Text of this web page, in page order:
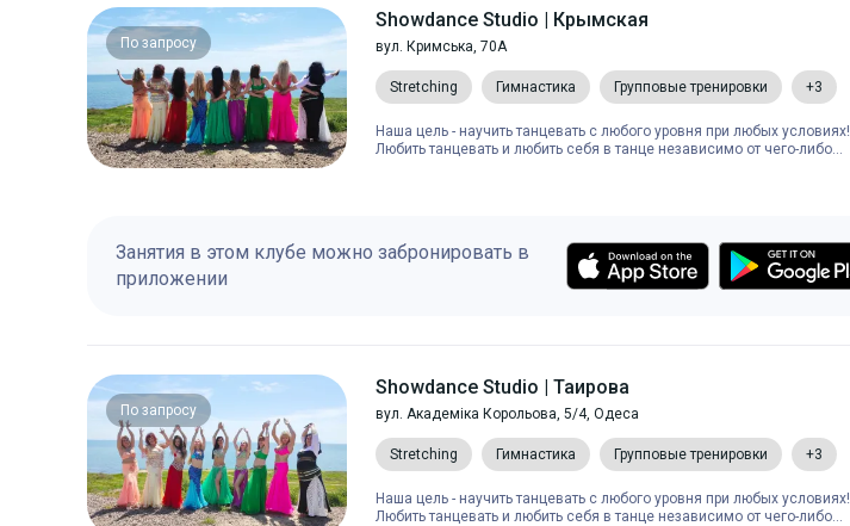
По запросу
Showdance Studio | Крымская
вул. Кримська, 70А
Stretching Гимнастика Групповые тренировки +3
Наша цель - научить танцевать с любого уровня при любых условиях!
Любить танцевать и любить себя в танце независимо от чего-либо...
Занятия в этом клубе можно забронировать в
приложении
По запросу
Showdance Studio | Таирова
вул. Академіка Корольова, 5/4, Одеса
Stretching Гимнастика Групповые тренировки +3
Наша цель - научить танцевать с любого уровня при любых условиях!
Любить танцевать и любить себя в танце независимо от чего-либо...